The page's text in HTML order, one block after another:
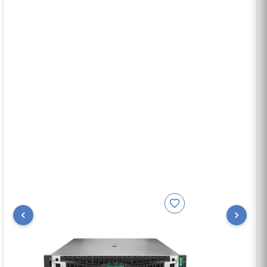
distance. Avec une garantie complète 3 ans
incluant pièces, main-d’œuvre et support sur site,
le HPE ProLiant DL380 Gen11 constitue une
solution fiable, évolutive et parfaitement adaptée
aux infrastructures IT modernes.